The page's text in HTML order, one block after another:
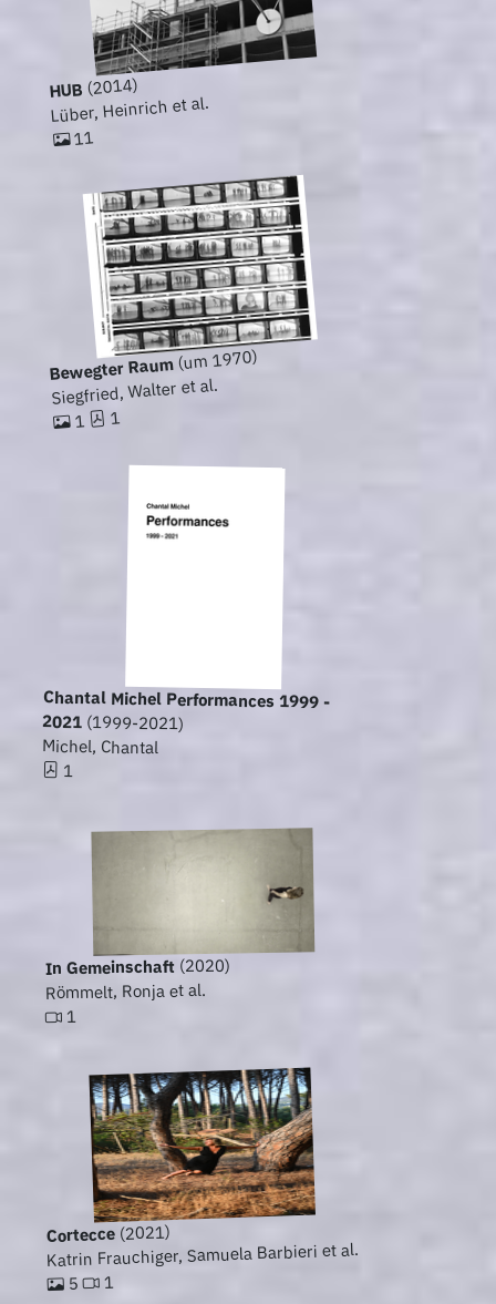
HUB (2014)
Lüber, Heinrich et al.
11
Bewegter Raum(um 1970)
Siegfried, Walter et al.
1 1
Chantal Michel Performances 1999 -
2021 (1999-2021)
Michel, Chantal
1
In Gemeinschaft(2020)
Römmelt, Ronja et al.
1
Cortecce(2021)
Katrin Frauchiger, Samuela Barbieri et al.
5 1